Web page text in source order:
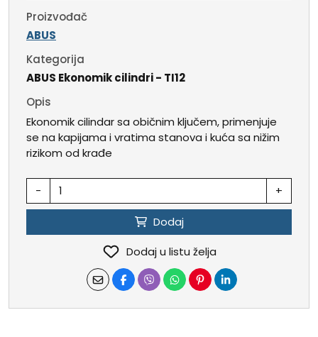
Proizvođač
ABUS
Kategorija
ABUS Ekonomik cilindri - TI12
Opis
Ekonomik cilindar sa običnim ključem, primenjuje
se na kapijama i vratima stanova i kuća sa nižim
rizikom od krađe
- +
Dodaj
Dodaj u listu želja